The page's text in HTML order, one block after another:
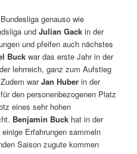
genauso wie
undJulian Gack in der
und pfeifen auch nächstes
Buck war das erste Jahr in der
lehrreich, ganz zum Aufstieg
warJan Huber in der
den personenbezogenen Platz
eines sehr hohen
Benjamin Buck hat in der
Erfahrungen sammeln
Saison zugute kommen